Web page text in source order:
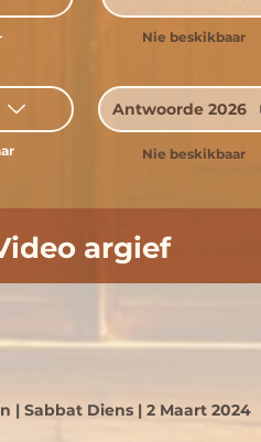
Nie beskikbaar
Antwoorde 2026
Nie beskikbaar
argief
| Sabbat Diens | 2 Maart 2024